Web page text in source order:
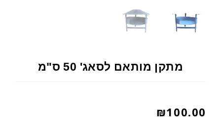
מתקן מותאם לסאג' 50 ס"מ
₪100.00